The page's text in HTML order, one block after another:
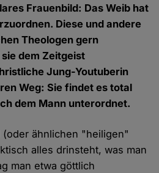
Frauenbild: Das Weib hat
Diese und andere
Theologen gern
dem Zeitgeist
Jung-Youtuberin
Weg: Sie findet es total
dem Mann unterordnet.
(oder ähnlichen "heiligen"
alles drinsteht, was man
man etwa göttlich